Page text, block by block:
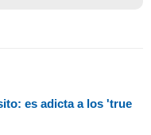
es adicta a los 'true